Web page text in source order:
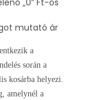
„0” Ft-os
mutató ár
a
során a
kosárba helyezi.
amelynél a